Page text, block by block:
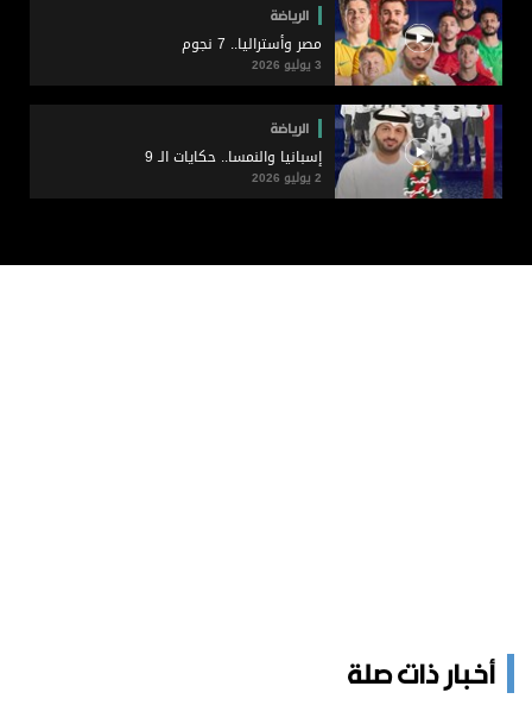
الرياضة
مصر وأستراليا.. 7 نجوم
3 يوليو 2026
الرياضة
إسبانيا والنمسا.. حكايات الـ 9
2 يوليو 2026
أخبار ذات صلة